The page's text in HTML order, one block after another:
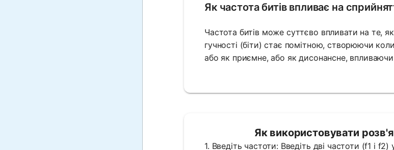
Як частота битів впливає на
Частота битів може суттєво впливати на те,
гучності (біти) стає помітною, створюючи
або як приємне, або як дисонансне, впливаючи
Як використовувати
1. Введіть частоти: Введіть дві частоти (f1 і f2)